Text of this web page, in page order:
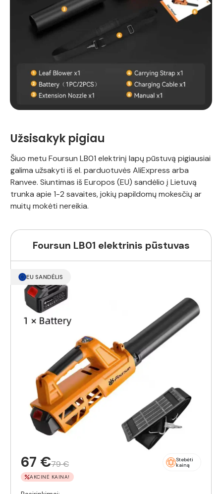
Užsisakyk pigiau
Šiuo metu Foursun LB01 elektrinį lapų pūstuvą pigiausiai
galima užsakyti iš el. parduotuvės AliExpress arba
Ranvee. Siuntimas iš Europos (EU) sandėlio į Lietuvą
trunka apie 1-2 savaites, jokių papildomų mokesčių ar
muitų mokėti nereikia.
Foursun LB01 elektrinis pūstuvas
EU SANDĖLIS
67 €79 €
Stebėti
kainą
AKCINĖ KAINA!